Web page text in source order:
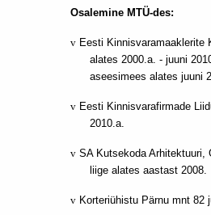
Osalemine MTÜ-des:
v Eesti Kinnisvaramaaklerite
alates 2000.a. - juuni
aseesimees alates juuni
v Eesti Kinnisvarafirmade
2010.a.
v SA Kutsekoda Arhitektuuri,
liige alates aastast 2008.
v Korteriühistu Pärnu mnt 82